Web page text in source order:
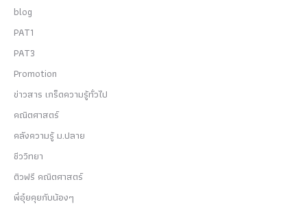
blog
PAT1
PAT3
Promotion
ข่าวสาร เกร็ดความรู้ทั่วไป
คณิตศาสตร์
คลังความรู้ ม.ปลาย
ชีววิทยา
ติวฟรี คณิตศาสตร์
พี่อุ๋ยคุยกับน้องๆ